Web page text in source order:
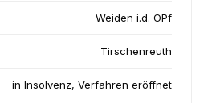
Weiden i.d. OPf
Tirschenreuth
in Insolvenz, Verfahren eröffnet